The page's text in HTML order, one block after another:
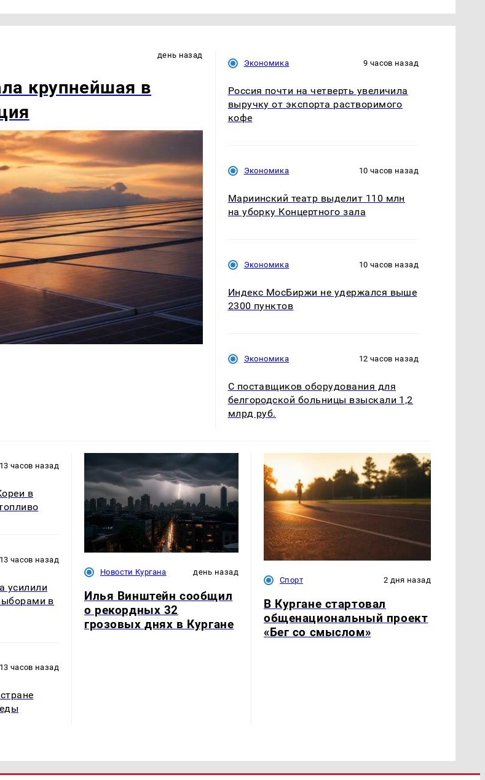
день назад
крупнейшая в
Экономика 9 часов назад
Россия почти на четверть увеличила
выручку от экспорта растворимого
кофе
Экономика 10 часов назад
Мариинский театр выделит 110 млн
на уборку Концертного зала
Экономика 10 часов назад
Индекс МосБиржи не удержался выше
2300 пунктов
Экономика 12 часов назад
С поставщиков оборудования для
белгородской больницы взыскали 1,2
млрд руб.
13 часов назад
в
13 часов назад
усилили
в
13 часов назад
Новости Кургана день назад
Илья Винштейн сообщил
о рекордных 32
грозовых днях в Кургане
Спорт 2 дня назад
В Кургане стартовал
общенациональный проект
«Бег со смыслом»